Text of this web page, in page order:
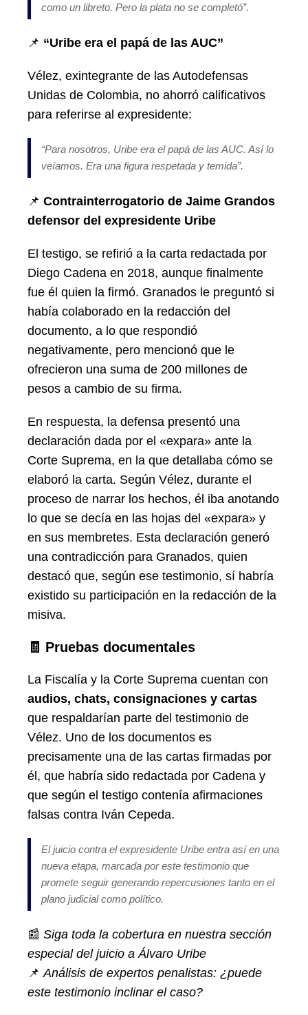
como un libreto. Pero la plata no se completó”.
📌 “Uribe era el papá de las AUC”
Vélez, exintegrante de las Autodefensas
Unidas de Colombia, no ahorró calificativos
para referirse al expresidente:
“Para nosotros, Uribe era el papá de las AUC. Así lo
veíamos. Era una figura respetada y temida”.
📌 Contrainterrogatorio de Jaime Grandos
defensor del expresidente Uribe
El testigo, se refirió a la carta redactada por
Diego Cadena en 2018, aunque finalmente
fue él quien la firmó. Granados le preguntó si
había colaborado en la redacción del
documento, a lo que respondió
negativamente, pero mencionó que le
ofrecieron una suma de 200 millones de
pesos a cambio de su firma.
En respuesta, la defensa presentó una
declaración dada por el «expara» ante la
Corte Suprema, en la que detallaba cómo se
elaboró la carta. Según Vélez, durante el
proceso de narrar los hechos, él iba anotando
lo que se decía en las hojas del «expara» y
en sus membretes. Esta declaración generó
una contradicción para Granados, quien
destacó que, según ese testimonio, sí habría
existido su participación en la redacción de la
misiva.
🧾 Pruebas documentales
La Fiscalía y la Corte Suprema cuentan con
audios, chats, consignaciones y cartas
que respaldarían parte del testimonio de
Vélez. Uno de los documentos es
precisamente una de las cartas firmadas por
él, que habría sido redactada por Cadena y
que según el testigo contenía afirmaciones
falsas contra Iván Cepeda.
El juicio contra el expresidente Uribe entra así en una
nueva etapa, marcada por este testimonio que
promete seguir generando repercusiones tanto en el
plano judicial como político.
📰 Siga toda la cobertura en nuestra sección
especial del juicio a Álvaro Uribe
📌 Análisis de expertos penalistas: ¿puede
este testimonio inclinar el caso?